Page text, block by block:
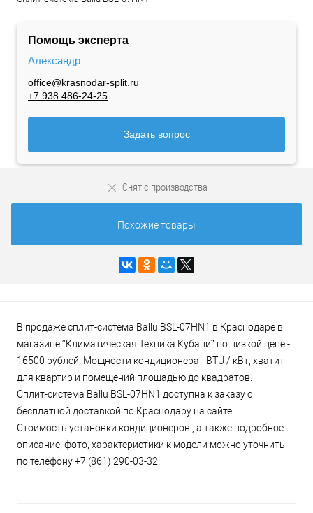
Помощь эксперта
Александр
office@krasnodar-split.ru
+7 938 486-24-25
Задать вопрос
Снят с производства
Похожие товары
В продаже сплит-система Ballu BSL-07HN1 в Краснодаре в
магазине “Климатическая Техника Кубани” по низкой цене -
16500 рублей. Мощности кондиционера - BTU / кВт, хватит
для квартир и помещений площадью до квадратов.
Сплит-система Ballu BSL-07HN1 доступна к заказу с
бесплатной доставкой по Краснодару на сайте.
Стоимость установки кондиционеров , а также подробное
описание, фото, характеристики к модели можно уточнить
по телефону +7 (861) 290-03-32.